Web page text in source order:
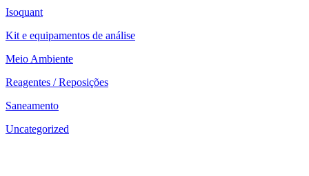
Isoquant
Kit e equipamentos de análise
Meio Ambiente
Reagentes / Reposições
Saneamento
Uncategorized